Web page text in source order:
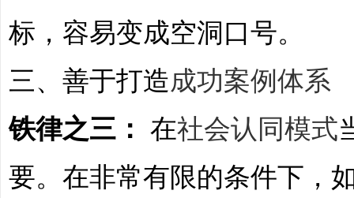
标，容易变成空洞口号。
三、善于打造成功案例体系
铁律之三： 在社会认同模式
要。在非常有限的条件下，